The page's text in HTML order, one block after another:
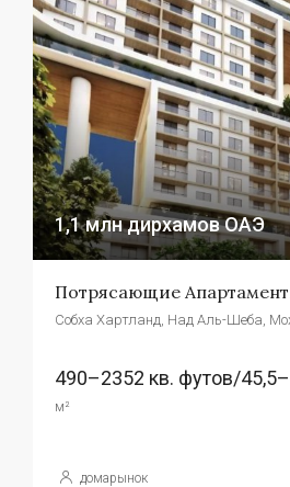
1,1 млн дирхамов ОАЭ
Потрясающие
490–2352 кв. футов/
м²
домарынок